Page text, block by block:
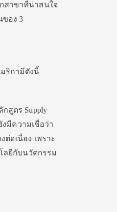
กสาขาที่น่าสนใจ
ของ 3
มริกามีดังนี้
สูตร Supply
งมีความเชื่อว่า
อเนื่อง เพราะ
ลยีกับนวัตกรรม